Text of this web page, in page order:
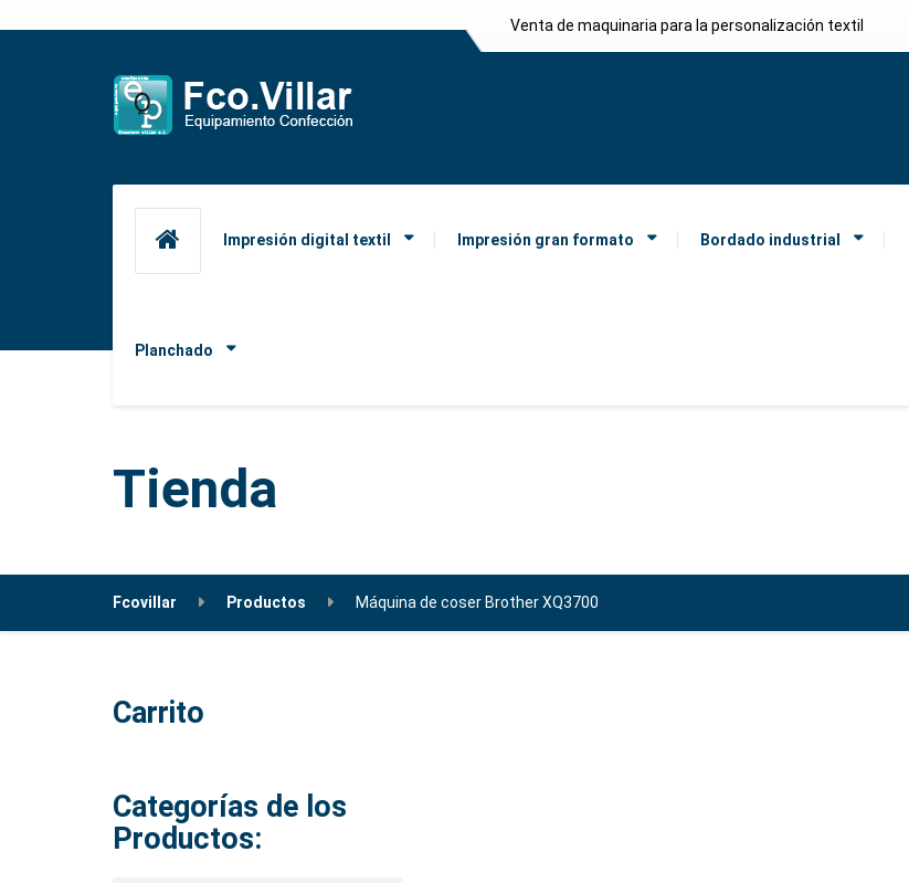
Venta de maquinaria para la personalización textil
Impresión digital textil Impresión gran formato Bordado industrial
Planchado
Tienda
Fcovillar Productos Máquina de coser Brother XQ3700
Carrito
Categorías de los
Productos: